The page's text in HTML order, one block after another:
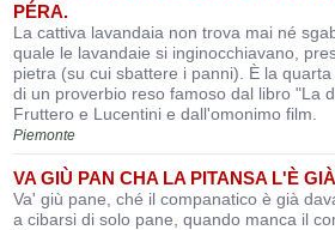
PÉRA.
La cattiva lavandaia non trova mai né
quale le lavandaie si inginocchiavano,
pietra (su cui sbattere i panni). È la
di un proverbio reso famoso dal libro "La
Fruttero e Lucentini e dall'omonimo film.
Piemonte
VA GIÙ PAN CHA LA PITANSA L'È
Va' giù pane, ché il companatico è già
a cibarsi di solo pane, quando manca il